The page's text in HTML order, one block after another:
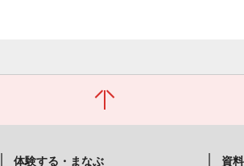
体験する・まなぶ 資